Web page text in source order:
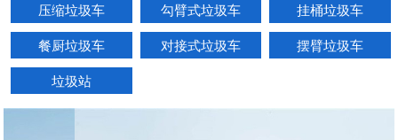
压缩垃圾车 勾臂式垃圾车
挂桶垃圾车
餐厨垃圾车
对接式垃圾车
摆臂垃圾车
垃圾站